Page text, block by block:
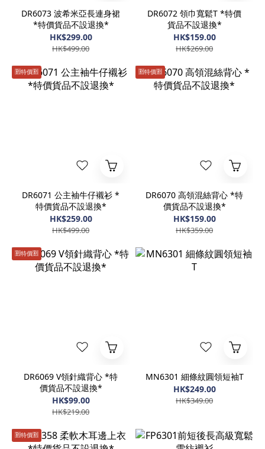
DR6073 波希米亞長連身裙
*特價貨品不設退換*
HK$299.00
HK$499.00
DR6072 領巾寬鬆T *特價
貨品不設退換*
HK$159.00
HK$269.00
🈹️特價🈹️
DR6071 公主袖牛仔襯衫 *
特價貨品不設退換*
HK$259.00
HK$499.00
🈹️特價🈹️
DR6070 高領混絲背心 *特
價貨品不設退換*
HK$159.00
HK$359.00
🈹️特價🈹️
DR6069 V領針織背心 *特
價貨品不設退換*
HK$99.00
HK$219.00
MN6301 細條紋圓領短袖T
HK$249.00
HK$349.00
🈹️特價🈹️